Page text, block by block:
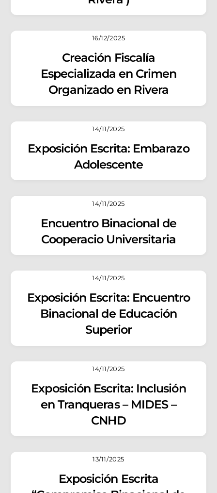
16/12/2025
Creación Fiscalía
Especializada en Crimen
Organizado en Rivera
14/11/2025
Exposición Escrita: Embarazo
Adolescente
14/11/2025
Encuentro Binacional de
Cooperacio Universitaria
14/11/2025
Exposición Escrita: Encuentro
Binacional de Educación
Superior
14/11/2025
Exposición Escrita: Inclusión
en Tranqueras – MIDES –
CNHD
13/11/2025
Exposición Escrita